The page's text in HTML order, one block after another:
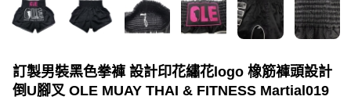
訂製男裝黑色拳褲 設計印花繡花logo 橡筋褲頭設計
倒U腳叉 OLE MUAY THAI & FITNESS Martial019